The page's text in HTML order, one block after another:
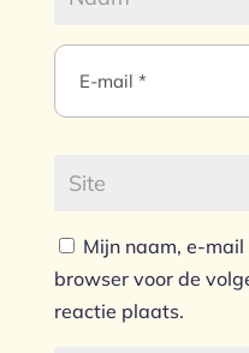
Mijn naam, e-
browser voor de
reactie plaats.